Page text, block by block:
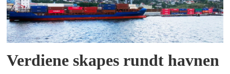
Verdiene skapes rundt havnen